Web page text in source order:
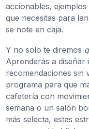
accionables,
que necesitas para
se note en caja.
Y no solo te diremos
Aprenderás a diseñar
recomendaciones
programa para que
cafetería con
semana o un salón
más selecta, estas